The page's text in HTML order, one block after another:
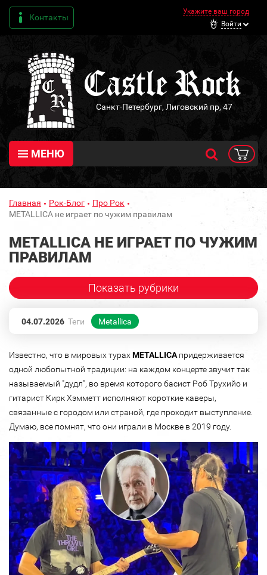
Контакты
Укажите ваш город
Войти
Санкт-Петербург, Лиговский пр, 47
МЕНЮ
Главная Рок-Блог
Про Рок
METALLICA не играет по чужим правилам
METALLICA НЕ ИГРАЕТ ПО ЧУЖИМ
ПРАВИЛАМ
Показать рубрики
04.07.2026 Теги Metallica
Известно, что в мировых турах METALLICA придерживается
одной любопытной традиции: на каждом концерте звучит так
называемый "дудл", во время которого басист Роб Трухийо и
гитарист Кирк Хэмметт исполняют короткие каверы,
связанные с городом или страной, где проходит выступление.
Думаю, все помнят, что они играли в Москве в 2019 году.